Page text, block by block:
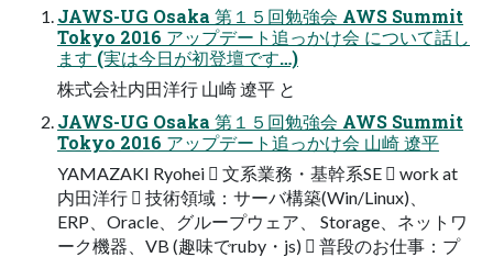
JAWS-UG Osaka 第１５回勉強会 AWS Summit
Tokyo 2016 アップデート追っかけ会 について話し
ます (実は今日が初登壇です…)
株式会社内田洋行 山崎 遼平 と
JAWS-UG Osaka 第１５回勉強会 AWS Summit
Tokyo 2016 アップデート追っかけ会 山崎 遼平
YAMAZAKI Ryohei  文系業務・基幹系SE  work at
内田洋行  技術領域：サーバ構築(Win/Linux)、
ERP、Oracle、グループウェア、 Storage、ネットワ
ーク機器、VB (趣味でruby・js)  普段のお仕事：プ